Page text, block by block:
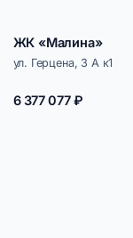
ЖК «Малина»
ул. Герцена, 3 А к1
6 377 077 ₽